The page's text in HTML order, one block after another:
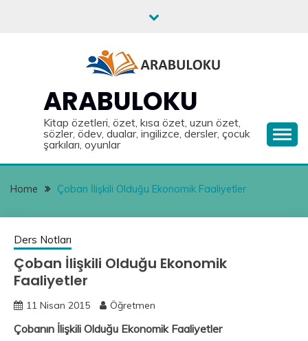
ARABULOKU
Kitap özetleri, özet, kısa özet, uzun özet,
sözler, ödev, dualar, ingilizce, dersler, çocuk
şarkıları, oyunlar
Home Çoban İlişkili Olduğu Ekonomik Faaliyetler
Ders Notları
Çoban İlişkili Olduğu Ekonomik
Faaliyetler
11 Nisan 2015 Öğretmen
Çobanın İlişkili Olduğu Ekonomik Faaliyetler